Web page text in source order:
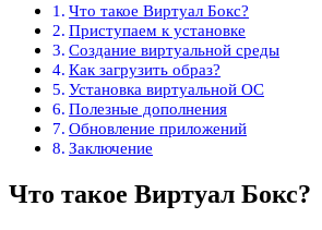
Что такое Виртуал Бокс?
Приступаем к установке
Создание виртуальной среды
Как загрузить образ?
Установка виртуальной ОС
Полезные дополнения
Обновление приложений
Заключение
Что такое Виртуал Бокс?